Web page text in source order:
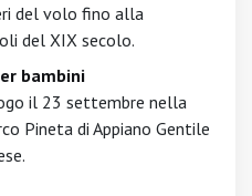
del volo fino alla
del XIX secolo.
bambini
il 23 settembre nella
Pineta di Appiano Gentile